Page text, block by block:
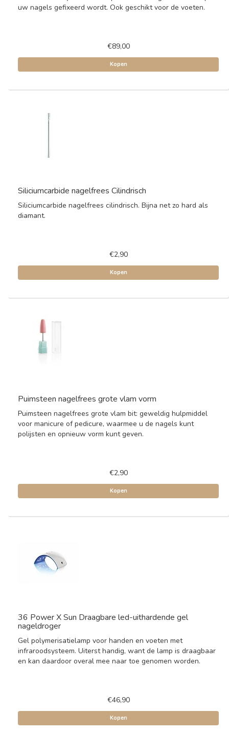
uw nagels gefixeerd wordt. Ook geschikt voor de voeten.
€89,00
Kopen
Siliciumcarbide nagelfrees Cilindrisch
Siliciumcarbide nagelfrees cilindrisch. Bijna net zo hard als
diamant.
€2,90
Kopen
Puimsteen nagelfrees grote vlam vorm
Puimsteen nagelfrees grote vlam bit: geweldig hulpmiddel
voor manicure of pedicure, waarmee u de nagels kunt
polijsten en opnieuw vorm kunt geven.
€2,90
Kopen
36 Power X Sun Draagbare led-uithardende gel
nageldroger
Gel polymerisatielamp voor handen en voeten met
infraroodsysteem. Uiterst handig, want de lamp is draagbaar
en kan daardoor overal mee naar toe genomen worden.
€46,90
Kopen